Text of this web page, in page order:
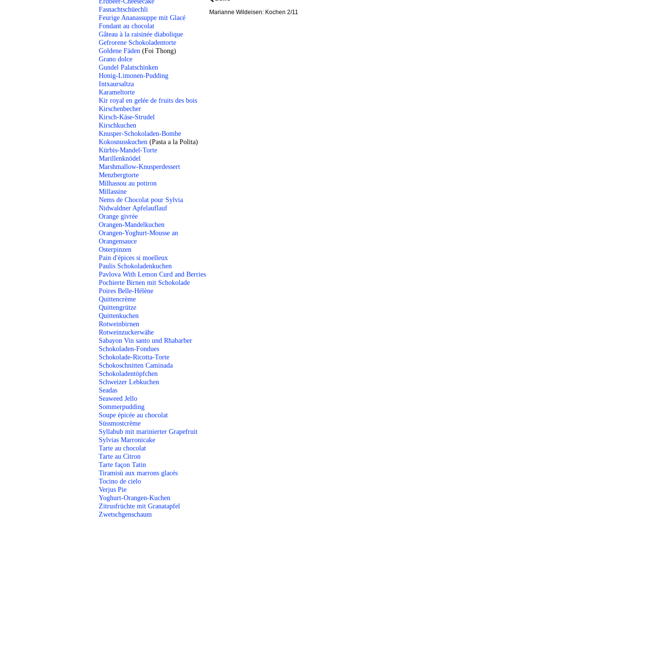
Marianne Wildeisen: Kochen 2/11
Fasnachtschüechli
Feurige Ananassuppe mit Glacé
Fondant au chocolat
Gâteau à la raisinée diabolique
Gefrorene Schokoladentorte
Goldene Fäden (Foi Thong)
Grano dolce
Gundel Palatschinken
Honig-Limonen-Pudding
Intxaursaltza
Karameltorte
Kir royal en gelée de fruits des bois
Kirschenbecher
Kirsch-Käse-Strudel
Kirschkuchen
Knusper-Schokoladen-Bombe
Kokosnusskuchen (Pasta a la Polita)
Kürbis-Mandel-Torte
Marillenknödel
Marshmallow-Knusperdessert
Menzbergtorte
Milhassou au potiron
Millassine
Nems de Chocolat pour Sylvia
Nidwaldner Apfelauflauf
Orange givrée
Orangen-Mandelkuchen
Orangen-Yoghurt-Mousse an
Orangensauce
Osterpinzen
Pain d'épices si moelleux
Paulis Schokoladenkuchen
Pavlova With Lemon Curd and Berries
Pochierte Birnen mit Schokolade
Poires Belle-Hélène
Quittencrème
Quittengrütze
Quittenkuchen
Rotweinbirnen
Rotweinzuckerwähe
Sabayon Vin santo und Rhabarber
Schokoladen-Fondues
Schokolade-Ricotta-Torte
Schokoschnitten Caminada
Schokoladentöpfchen
Schweizer Lebkuchen
Seadas
Seaweed Jello
Sommerpudding
Soupe épicée au chocolat
Süssmostcrème
Syllabub mit marinierter Grapefruit
Sylvias Marronicake
Tarte au chocolat
Tarte au Citron
Tarte façon Tatin
Tiramisù aux marrons glacés
Tocino de cielo
Verjus Pie
Yoghurt-Orangen-Kuchen
Zitrusfrüchte mit Granatapfel
Zwetschgenschaum